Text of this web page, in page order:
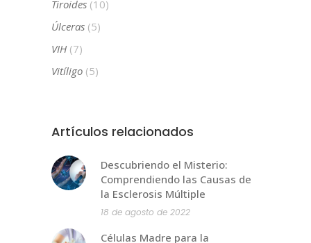
Tiroides (10)
Úlceras (5)
VIH (7)
Vitíligo (5)
Artículos relacionados
Descubriendo el Misterio:
Comprendiendo las Causas de
la Esclerosis Múltiple
18 de agosto de 2022
Células Madre para la